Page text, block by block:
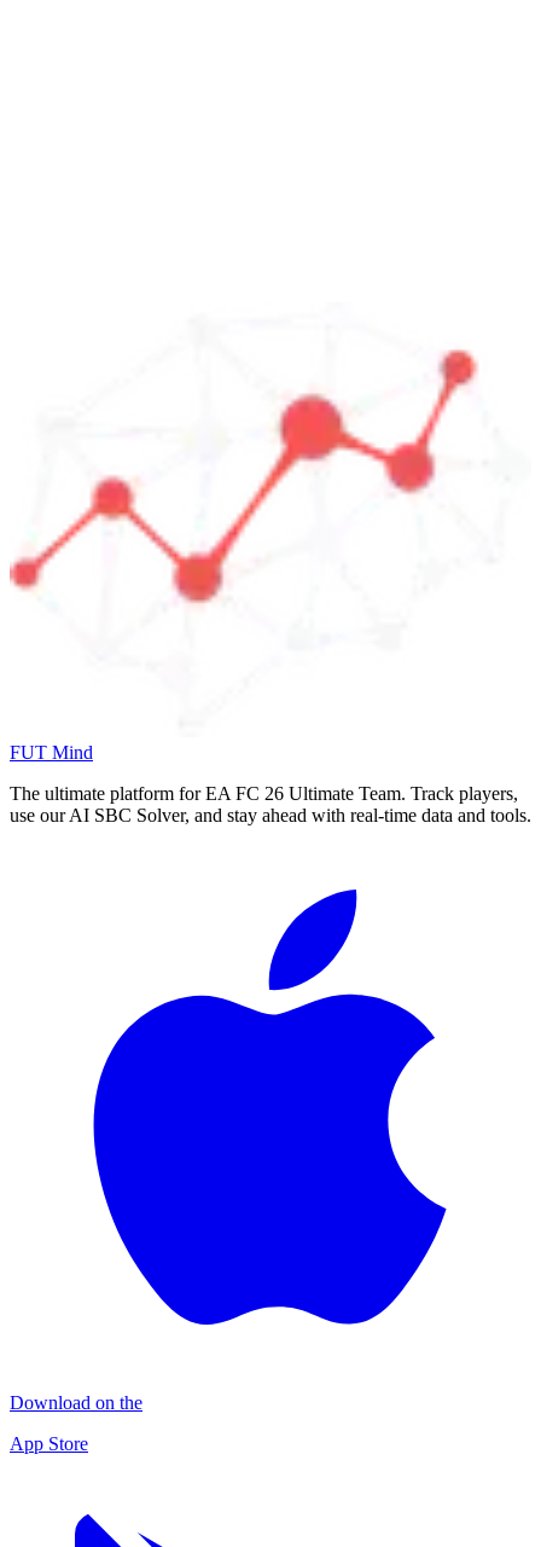
FUT Mind
The ultimate platform for EA FC 26 Ultimate Team. Track players,
use our AI SBC Solver, and stay ahead with real-time data and tools.
Download on the
App Store